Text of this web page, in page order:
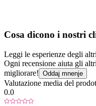
Cosa dicono i nostri
Leggi le esperienze degli
Ogni recensione aiuta gli
migliorare! Oddaj mnenje
Valutazione media del
0.0